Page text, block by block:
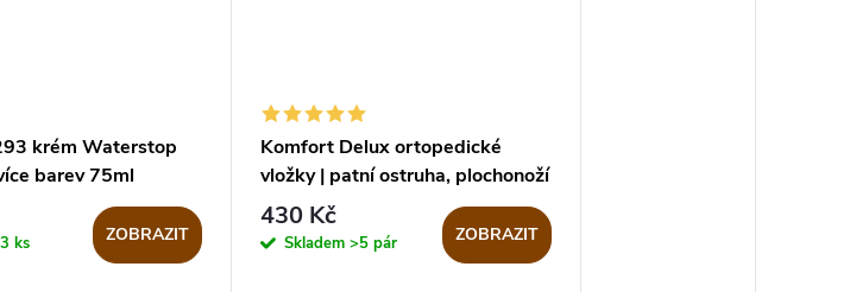
krém Waterstop
barev 75ml
3 ks ZOBRAZIT
Komfort Delux ortopedické
vložky | patní ostruha, plochonoží
430 Kč
Skladem >5 pár ZOBRAZIT